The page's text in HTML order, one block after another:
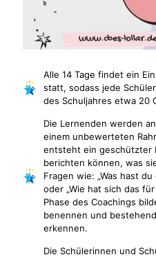
Alle 14 Tage findet ein
statt, sodass jede
des Schuljahres etwa 20
Die Lernenden werden
einem unbewerteten
entsteht ein geschützter
berichten können, was
Fragen wie: „Was hast
oder „Wie hat sich das
Phase des Coachings
benennen und
erkennen.
Die Schülerinnen und